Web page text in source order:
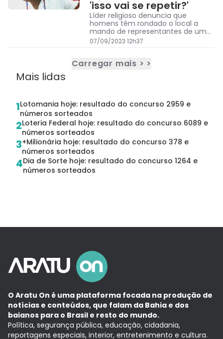
'isso vai se repetir?'
Líder religioso denuncia que
homens têm rondado o local a
mando de representantes de uma
fábrica de celulose
07/09/2023 12h37
Carregar mais > >
Mais lidas
1Lotomania hoje: resultado do concurso 2959 e
números sorteados
2Loteria Federal hoje: resultado do concurso 6089 e
números sorteados
3+Milionária hoje: resultado do concurso 378 e
números sorteados
4Dia de Sorte hoje: resultado do concurso 1264 e
números sorteados
O Aratu On é uma plataforma focada na produção de
notícias e conteúdos, que falam da Bahia e dos
baianos para o Brasil e resto do mundo.
Política, segurança pública, educação, cidadania,
reportagens especiais, interior, entretenimento e cultura.